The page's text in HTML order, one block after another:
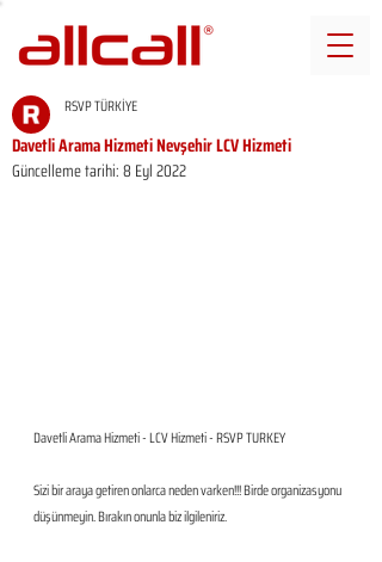
Davetli Arama Hizmeti Nevşehir LCV Hizmeti
RSVP TÜRKİYE
Güncelleme tarihi:8 Eyl 2022
Davetli Arama Hizmeti - LCV Hizmeti - RSVP TURKEY
Sizi bir araya getiren onlarca neden varken!!! Birde organizasyonu
düşünmeyin. Bırakın onunla biz ilgileniriz.